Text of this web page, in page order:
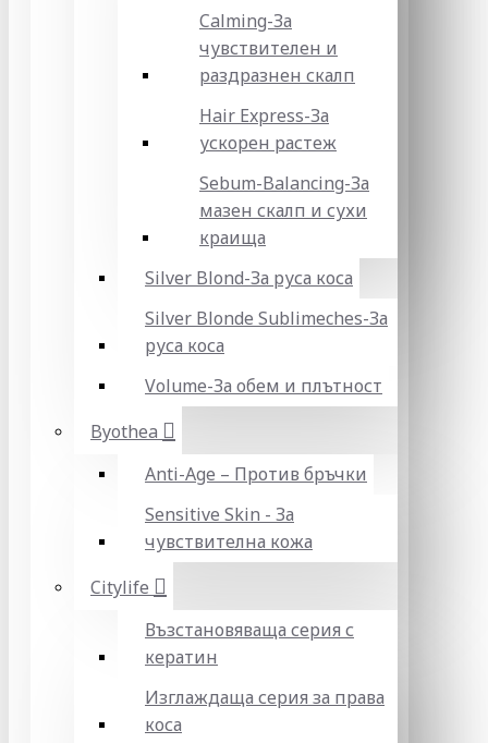
Calming-За
чувствителен и
раздразнен скалп
Hair Express-За
ускорен растеж
Sebum-Balancing-За
мазен скалп и сухи
краища
Silver Blond-За руса коса
Silver Blonde Sublіmeches-За
руса коса
Volume-За обем и плътност
Byothea
Anti-Age – Против бръчки
Sensitive Skin - За
чувствителна кожа
Citylife
Възстановяваща серия с
кератин
Изглаждаща серия за права
коса